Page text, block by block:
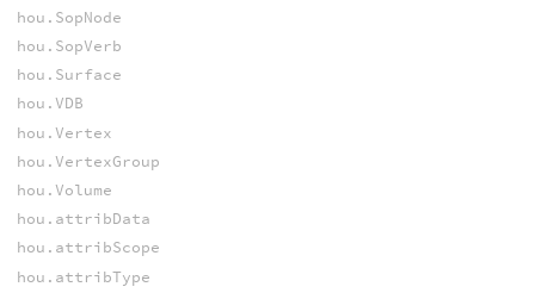
hou.SopNode
hou.SopVerb
hou.Surface
hou.VDB
hou.Vertex
hou.VertexGroup
hou.Volume
hou.attribData
hou.attribScope
hou.attribType